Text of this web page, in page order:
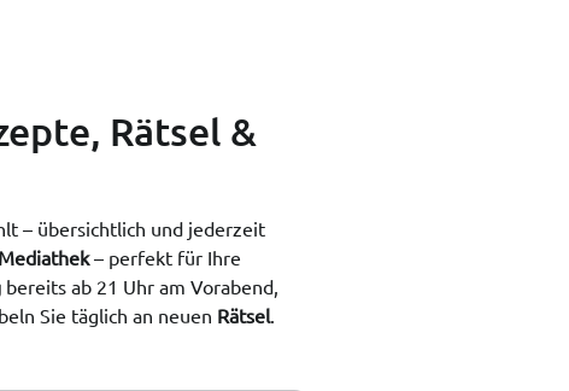
Rätsel &
– übersichtlich und jederzeit
– perfekt für Ihre
bereits ab 21 Uhr am Vorabend,
Sie täglich an neuen Rätsel